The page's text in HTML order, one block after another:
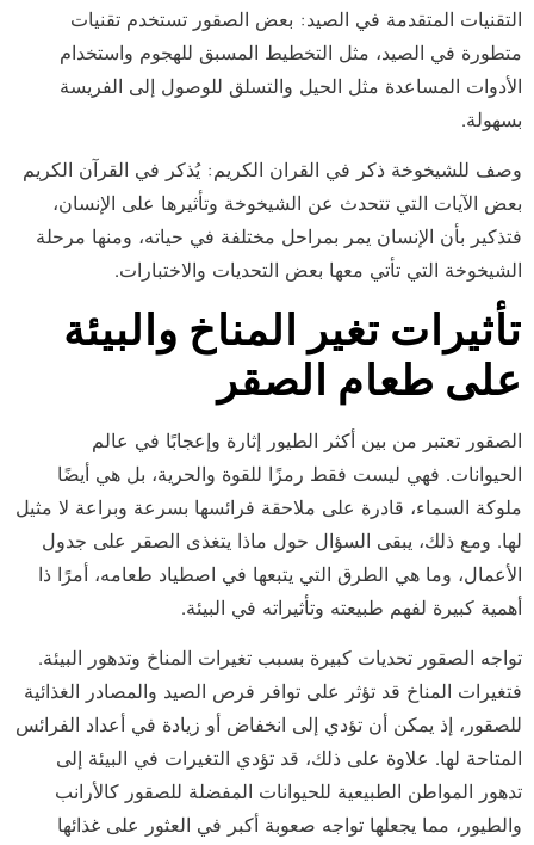
التقنيات المتقدمة في الصيد: بعض الصقور تستخدم تقنيات
متطورة في الصيد، مثل التخطيط المسبق للهجوم واستخدام
الأدوات المساعدة مثل الحيل والتسلق للوصول إلى الفريسة
بسهولة.
وصف للشيخوخة ذكر في القران الكريم: يُذكر في القرآن الكريم
بعض الآيات التي تتحدث عن الشيخوخة وتأثيرها على الإنسان،
فتذكير بأن الإنسان يمر بمراحل مختلفة في حياته، ومنها مرحلة
الشيخوخة التي تأتي معها بعض التحديات والاختبارات.
تأثيرات تغير المناخ والبيئة
على طعام الصقر
الصقور تعتبر من بين أكثر الطيور إثارة وإعجابًا في عالم
الحيوانات. فهي ليست فقط رمزًا للقوة والحرية، بل هي أيضًا
ملوكة السماء، قادرة على ملاحقة فرائسها بسرعة وبراعة لا مثيل
لها. ومع ذلك، يبقى السؤال حول ماذا يتغذى الصقر على جدول
الأعمال، وما هي الطرق التي يتبعها في اصطياد طعامه، أمرًا ذا
أهمية كبيرة لفهم طبيعته وتأثيراته في البيئة.
تواجه الصقور تحديات كبيرة بسبب تغيرات المناخ وتدهور البيئة.
فتغيرات المناخ قد تؤثر على توافر فرص الصيد والمصادر الغذائية
للصقور، إذ يمكن أن تؤدي إلى انخفاض أو زيادة في أعداد الفرائس
المتاحة لها. علاوة على ذلك، قد تؤدي التغيرات في البيئة إلى
تدهور المواطن الطبيعية للحيوانات المفضلة للصقور كالأرانب
والطيور، مما يجعلها تواجه صعوبة أكبر في العثور على غذائها